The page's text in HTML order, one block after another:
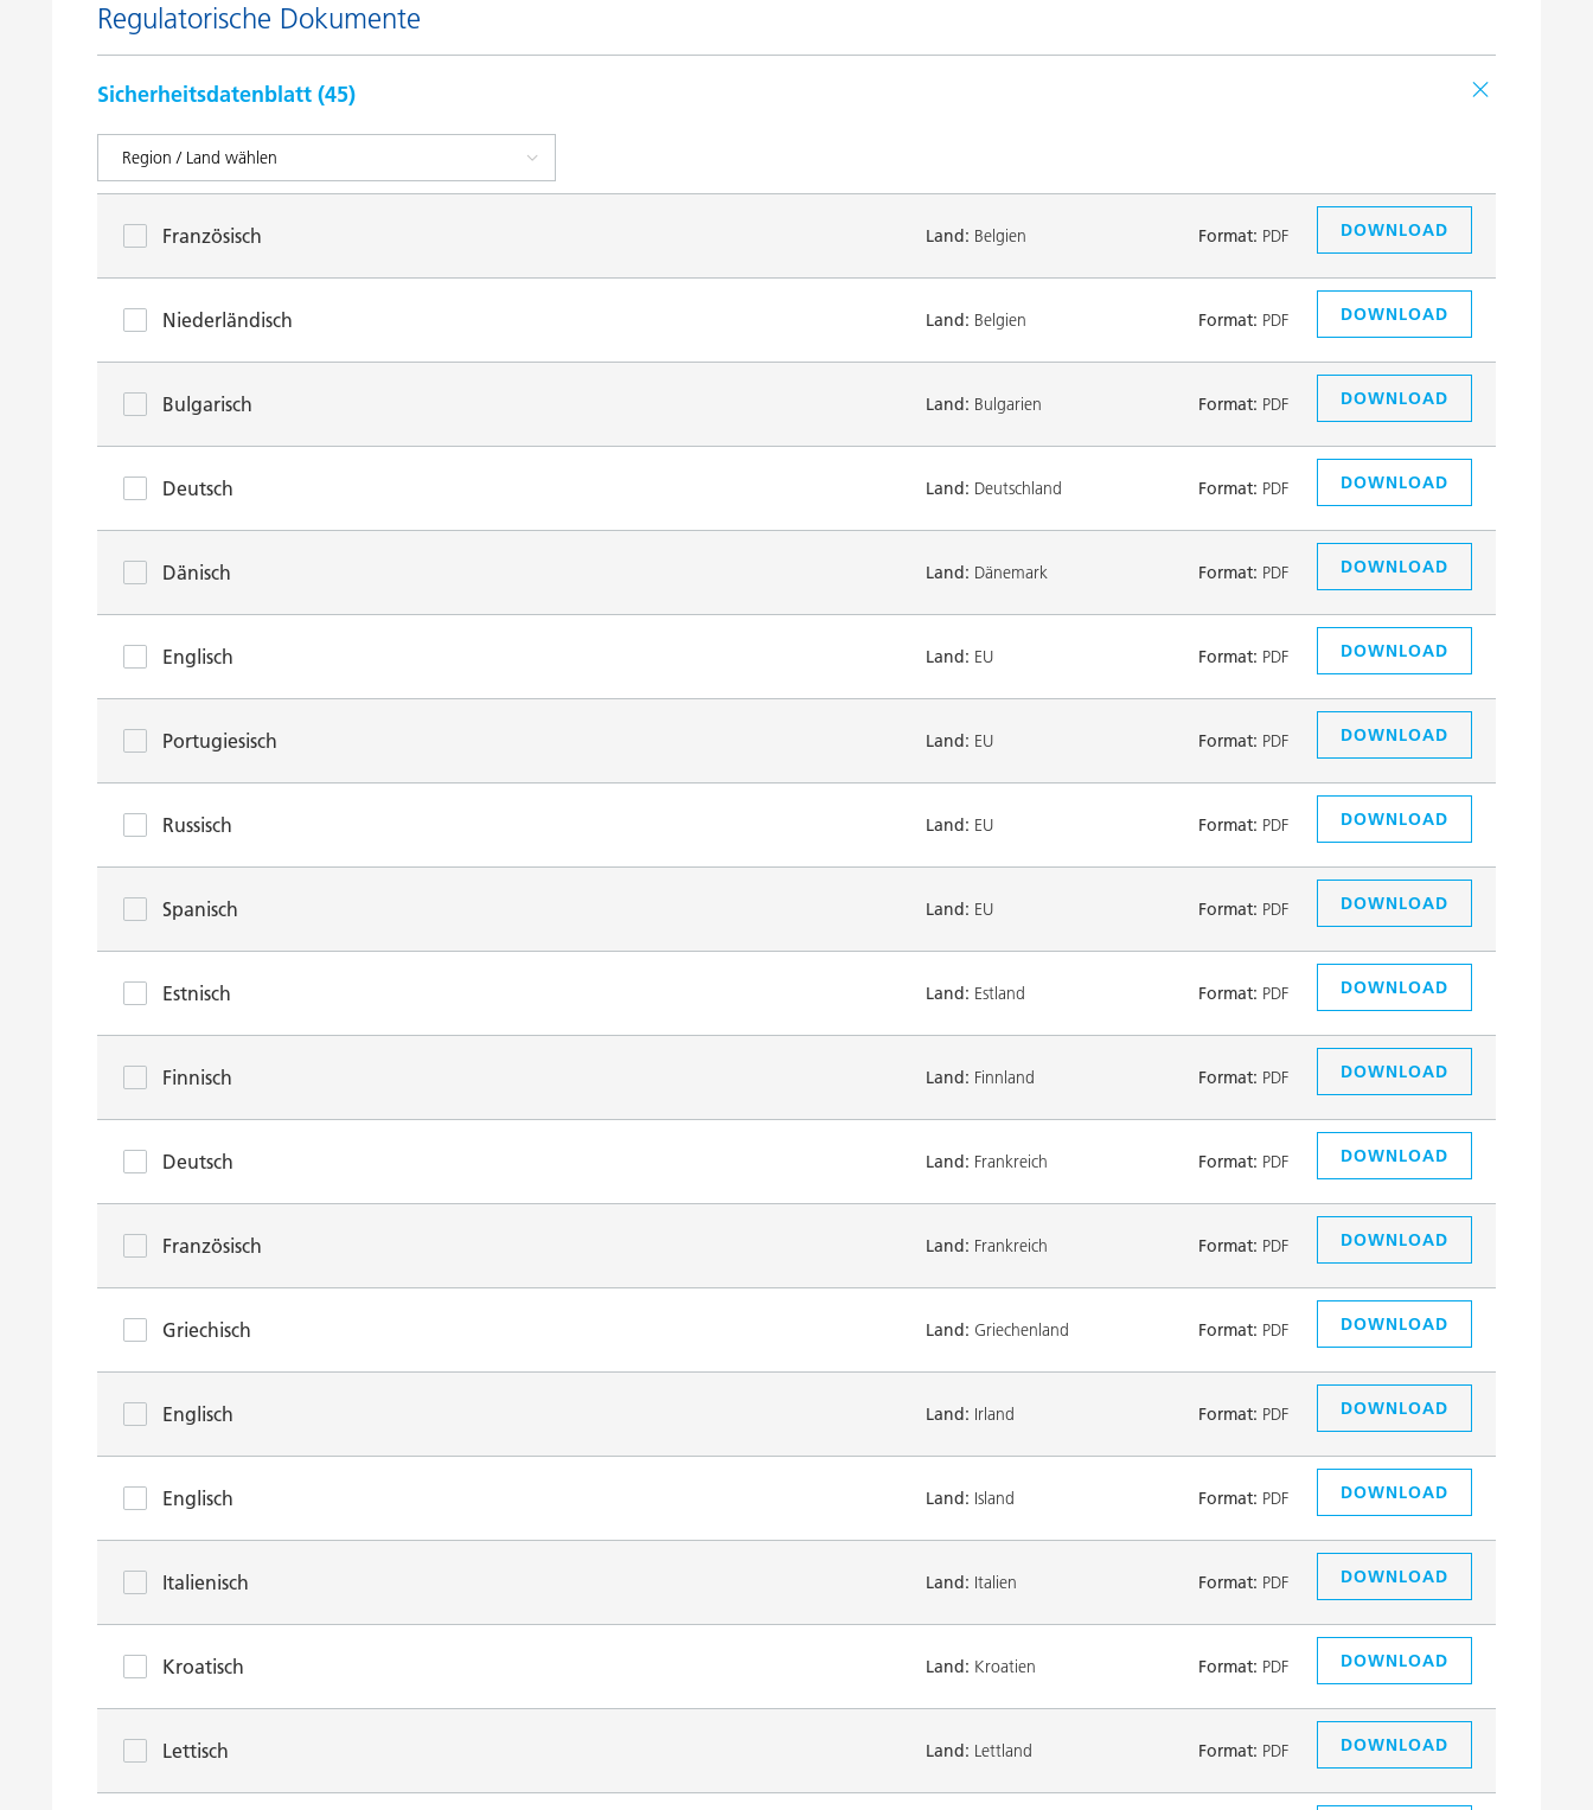
Regulatorische Dokumente
Sicherheitsdatenblatt (45)
Französisch Land: Belgien Format: PDF DOWNLOAD
Niederländisch Land: Belgien Format: PDF DOWNLOAD
Bulgarisch Land: Bulgarien Format: PDF DOWNLOAD
Deutsch Land: Deutschland Format: PDF DOWNLOAD
Dänisch Land: Dänemark Format: PDF DOWNLOAD
Englisch Land: EU Format: PDF DOWNLOAD
Portugiesisch Land: EU Format: PDF DOWNLOAD
Russisch Land: EU Format: PDF DOWNLOAD
Spanisch Land: EU Format: PDF DOWNLOAD
Estnisch Land: Estland Format: PDF DOWNLOAD
Finnisch Land: Finnland Format: PDF DOWNLOAD
Deutsch Land: Frankreich Format: PDF DOWNLOAD
Französisch Land: Frankreich Format: PDF DOWNLOAD
Griechisch Land: Griechenland Format: PDF DOWNLOAD
Englisch Land: Irland Format: PDF DOWNLOAD
Englisch Land: Island Format: PDF DOWNLOAD
Italienisch Land: Italien Format: PDF DOWNLOAD
Kroatisch Land: Kroatien Format: PDF DOWNLOAD
Lettisch Land: Lettland Format: PDF DOWNLOAD